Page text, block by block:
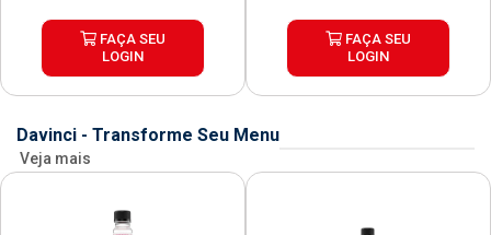
FAÇA SEU
LOGIN
FAÇA SEU
LOGIN
Davinci - Transforme Seu Menu
Veja mais